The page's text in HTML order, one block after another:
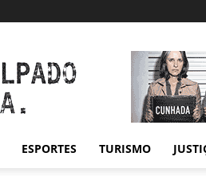
ESPORTES TURISMO